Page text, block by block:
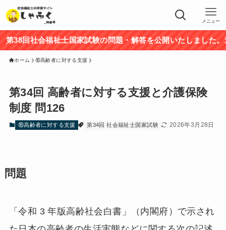
メニュー
回社会福祉士国家試験の問題・解答を公開いたしました。途
ホーム ⑯高齢者に対する支援
第34回 高齢者に対する支援と介護保険
制度 問126
⑯高齢者に対する支援 第34回 社会福祉士国家試験 2026年3月28日
問題
「令和 3 年版高齢社会白書」（内閣府）で示され